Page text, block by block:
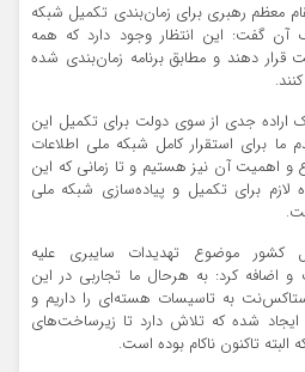
معظم رهبری برای زمان‌بندی تکمیل شبکه
آن گفت: این انتظار وجود دارد که همه
قرار دهند و مطابق برنامه زمان‌بندی شده
یک اراده جدی از سوی دولت برای تکمیل این
ما برای استقرار کامل شبکه ملی اطلاعات
و اهمیت آن نیز هستیم و تا زمانی که این
لازم برای تکمیل و پیاده‌سازی شبکه ملی
کشور موضوع تهدیدات سایبری علیه
اضافه کرد: به هرحال ما تجاربی در این
به تاسیسات هسته‌ای را داریم و
شده که تلاش دارد تا زیرساخت‌های
البته تاکنون ناکام بوده است.